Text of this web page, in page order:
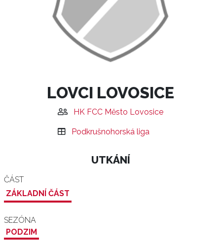
LOVCI LOVOSICE
HK FCC Město Lovosice
Podkrušnohorská liga
UTKÁNÍ
ČÁST
ZÁKLADNÍ ČÁST
SEZÓNA
PODZIM